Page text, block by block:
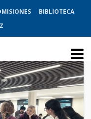
BIBLIOTECA